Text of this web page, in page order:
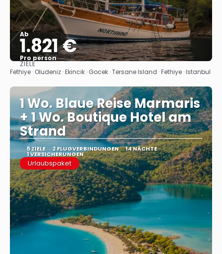
Ab
1.821 €
Pro person
Sehen
ZIELE
Fethiye · Oludeniz · Ekincik · Gocek · Tersane Island · Fethiye · Istanbul
1 Wo. Blaue Reise Marmaris
+ 1 Wo. Boutique Hotel am
Strand
5 ZIELE 2 FLUGVERBINDUNGEN 14 NÄCHTE
1 VERSICHERUNGEN
Urlaubspaket